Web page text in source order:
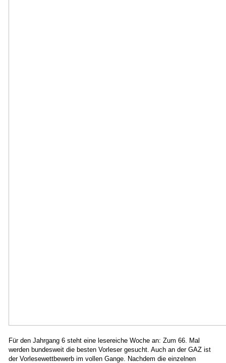
Für den Jahrgang 6 steht eine lesereiche Woche an: Zum 66. Mal
werden bundesweit die besten Vorleser gesucht. Auch an der GAZ ist
der Vorlesewettbewerb im vollen Gange. Nachdem die einzelnen